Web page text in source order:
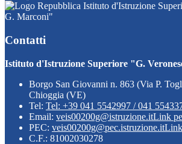
Istituto d'Istruzione
G. Marconi"
Contatti
Istituto d'Istruzione Superiore "G.
Borgo San Giovanni n. 863 (Via P.
Chioggia (VE)
Tel: Tel: +39 041 5542997 / 041
Email: veis00200g@istruzione.itLink
PEC: veis00200g@pec.istruzione.it
C.F.: 81002030278